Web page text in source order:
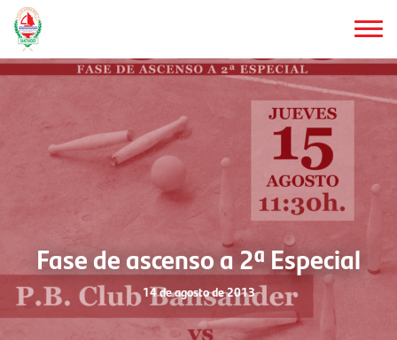
Saltar
al
contenido
principal
Fase de ascenso a 2ª Especial
14 de agosto de 2013